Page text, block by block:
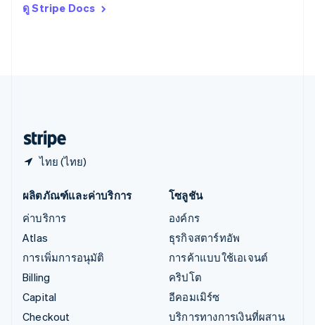
ดู Stripe Docs
ไทย (ไทย)
ItalianoEnglish
ผลิตภัณฑ์และค่าบริการ
ค่าบริการ
Atlas
การเพิ่มการอนุมัติ
Billing
Capital
Checkout
โซลูชัน
องค์กร
ธุรกิจสตาร์ทอัพ
การค้าแบบใช้เอเจนต์
คริปโต
อีคอมเมิร์ซ
บริการทางการเงินที่ผสาน